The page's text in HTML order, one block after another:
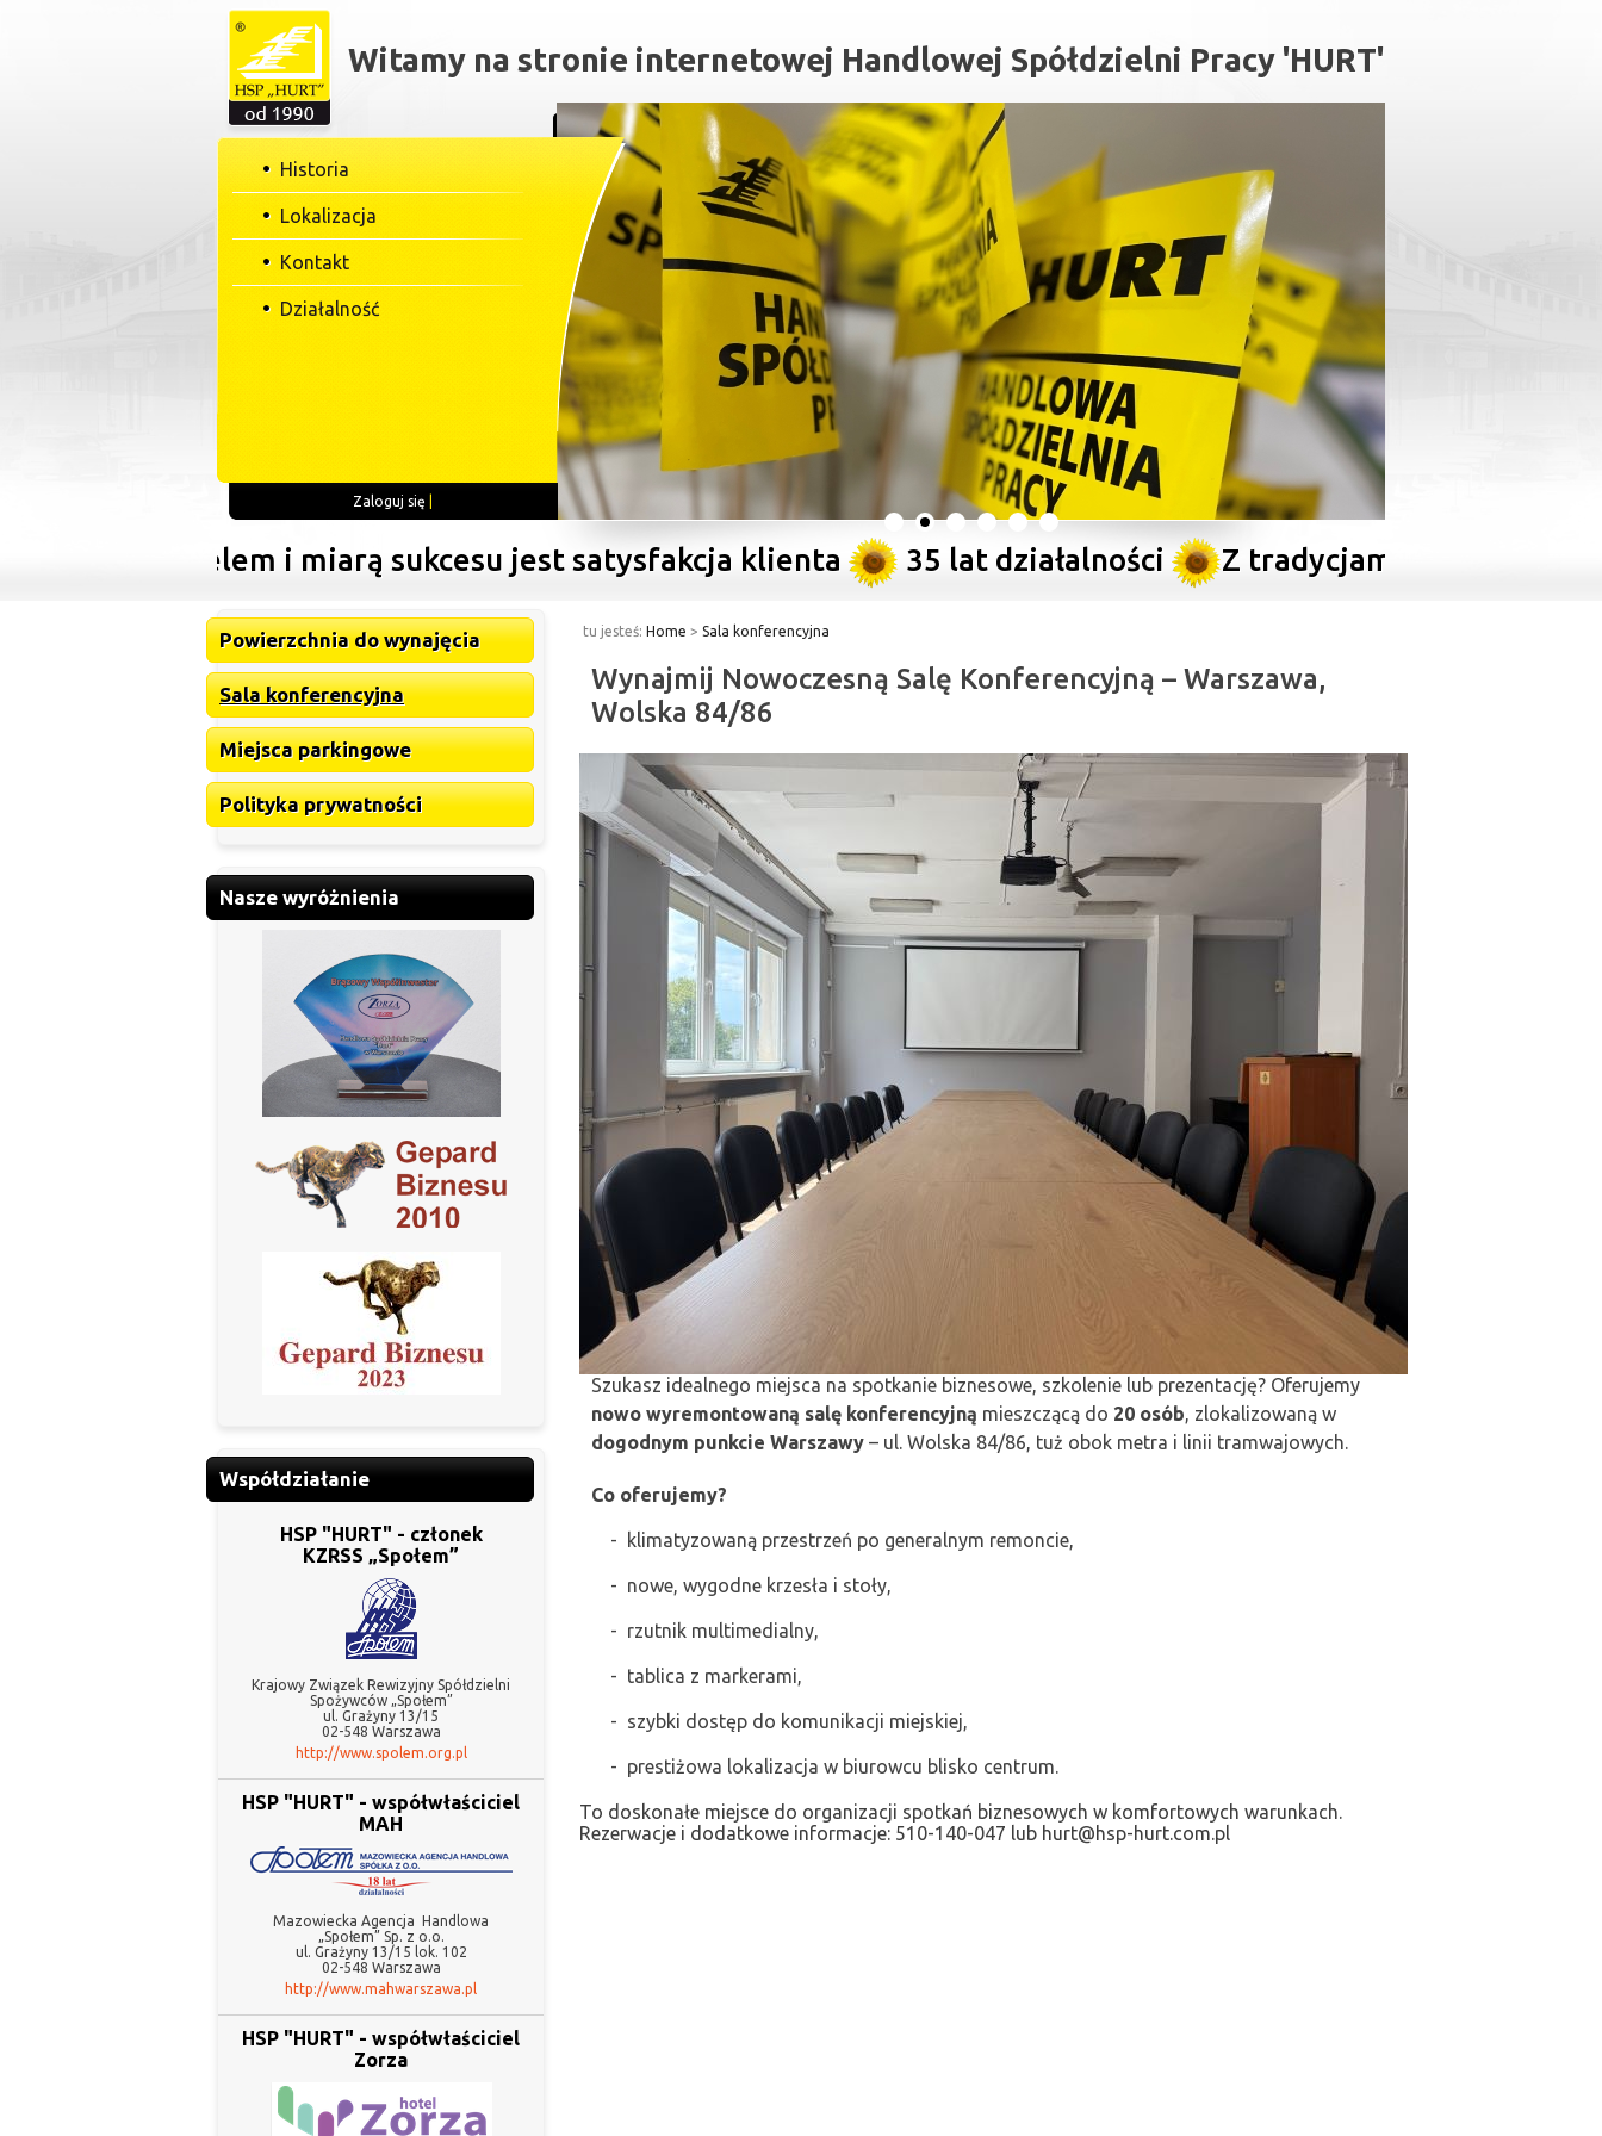
Witamy na stronie internetowej Handlowej Spółdzielni Pracy 'HURT'
Historia
Lokalizacja
Kontakt
Działalność
Zaloguj się
celem i miarą sukcesu jest satysfakcja klienta 35 lat działalności Z tradycjami ku przyszłości
Powierzchnia do wynajęcia
Sala konferencyjna
Miejsca parkingowe
Polityka prywatności
Nasze wyróżnienia
Współdziałanie
HSP "HURT" - członek
KZRSS „Społem”
Krajowy Związek Rewizyjny Spółdzielni
Spożywców „Społem”
ul. Grażyny 13/15
02-548 Warszawa
http://www.spolem.org.pl
HSP "HURT" - współwłaściciel
MAH
Mazowiecka Agencja Handlowa
„Społem” Sp. z o.o.
ul. Grażyny 13/15 lok. 102
02-548 Warszawa
http://www.mahwarszawa.pl
HSP "HURT" - współwłaściciel
Zorza
tu jesteś: Home > Sala konferencyjna
Wynajmij Nowoczesną Salę Konferencyjną – Warszawa,
Wolska 84/86
Szukasz idealnego miejsca na spotkanie biznesowe, szkolenie lub prezentację? Oferujemy
nowo wyremontowaną salę konferencyjną mieszczącą do 20 osób, zlokalizowaną w
dogodnym punkcie Warszawy – ul. Wolska 84/86, tuż obok metra i linii tramwajowych.
Co oferujemy?
- klimatyzowaną przestrzeń po generalnym remoncie,
- nowe, wygodne krzesła i stoły,
- rzutnik multimedialny,
- tablica z markerami,
- szybki dostęp do komunikacji miejskiej,
- prestiżowa lokalizacja w biurowcu blisko centrum.
To doskonałe miejsce do organizacji spotkań biznesowych w komfortowych warunkach.
Rezerwacje i dodatkowe informacje: 510-140-047 lub hurt@hsp-hurt.com.pl